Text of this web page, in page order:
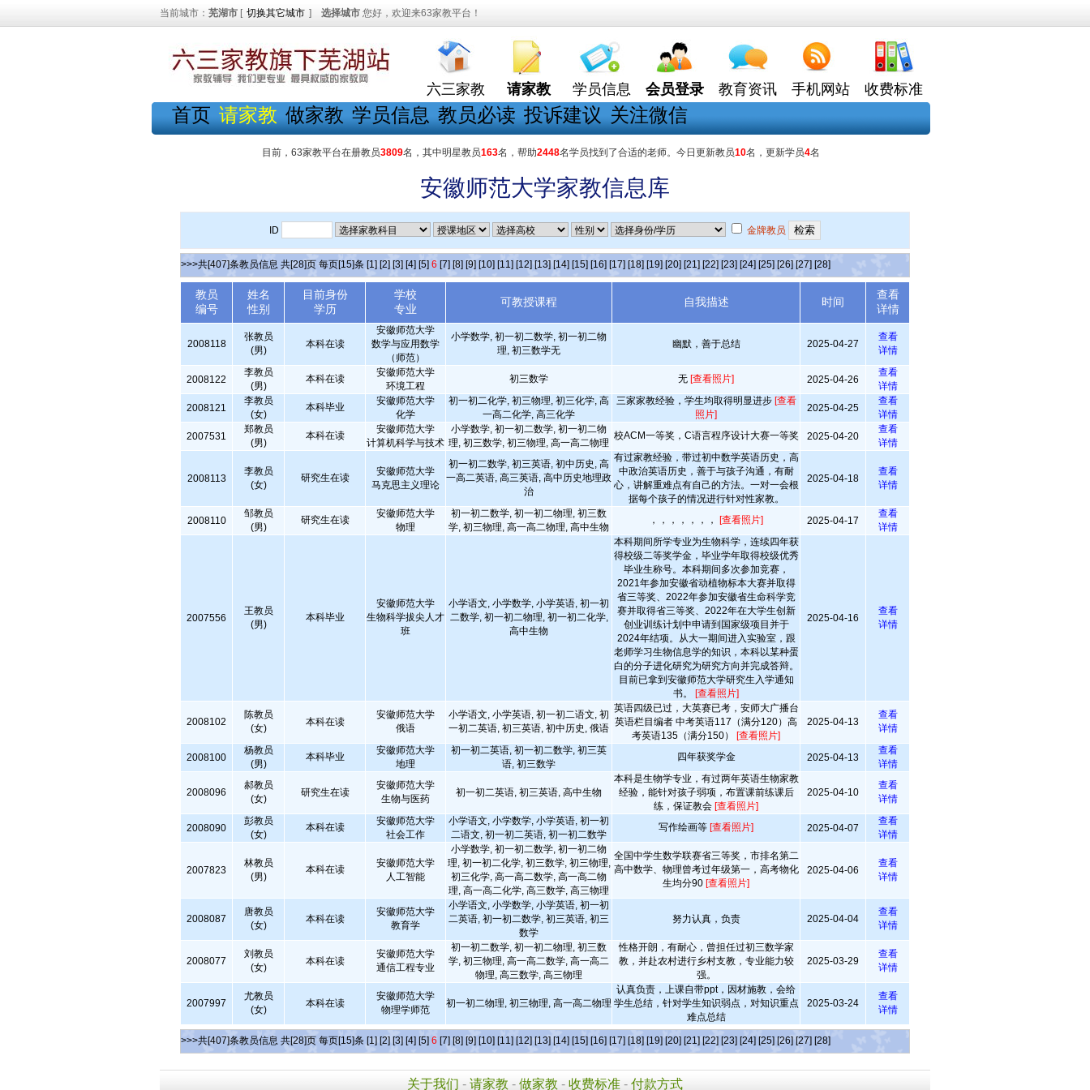
当前城市： 芜湖市 [ 切换其它城市 ] 选择城市 您好，欢迎来63家教平台！
六三家教 请家教 学员信息 会员登录 教育资讯 手机网站 收费标准
首页 请家教 做家教 学员信息 教员必读 投诉建议 关注微信
目前，63家教平台在册教员3809名，其中明星教员163名，帮助2448名学员找到了合适的老师。今日更新教员10名，更新学员4名
安徽师范大学家教信息库
ID 金牌教员
>>>共[407]条教员信息 共[28]页 每页[15]条 [1] [2] [3] [4] [5] 6 [7] [8] [9] [10] [11] [12] [13] [14] [15] [16] [17] [18] [19] [20] [21] [22] [23] [24] [25] [26] [27] [28]
教员
编号
姓名
性别
目前身份
学历
学校
专业
可教授课程 自我描述 时间
查看
详情
2008118
张教员
(男)
本科在读
安徽师范大学
数学与应用数学
（师范）
小学数学, 初一初二数学, 初一初二物
理, 初三数学无
幽默，善于总结 2025-04-27
查看
详情
2008122
李教员
(男)
本科在读
安徽师范大学
环境工程
初三数学 无 [查看照片] 2025-04-26
查看
详情
2008121
李教员
(女)
本科毕业
安徽师范大学
化学
初一初二化学, 初三物理, 初三化学, 高
一高二化学, 高三化学
三家家教经验，学生均取得明显进步 [查看
照片]
2025-04-25
查看
详情
2007531
郑教员
(男)
本科在读
安徽师范大学
计算机科学与技术
小学数学, 初一初二数学, 初一初二物
理, 初三数学, 初三物理, 高一高二物理
校ACM一等奖，C语言程序设计大赛一等奖 2025-04-20
查看
详情
2008113
李教员
(女)
研究生在读
安徽师范大学
马克思主义理论
初一初二数学, 初三英语, 初中历史, 高
一高二英语, 高三英语, 高中历史地理政
治
有过家教经验，带过初中数学英语历史，高
中政治英语历史，善于与孩子沟通，有耐
心，讲解重难点有自己的方法。一对一会根
据每个孩子的情况进行针对性家教。
2025-04-18
查看
详情
2008110
邹教员
(男)
研究生在读
安徽师范大学
物理
初一初二数学, 初一初二物理, 初三数
学, 初三物理, 高一高二物理, 高中生物
，，，，，，， [查看照片] 2025-04-17
查看
详情
2007556
王教员
(男)
本科毕业
安徽师范大学
生物科学拔尖人才
班
小学语文, 小学数学, 小学英语, 初一初
二数学, 初一初二物理, 初一初二化学,
高中生物
本科期间所学专业为生物科学，连续四年获
得校级二等奖学金，毕业学年取得校级优秀
毕业生称号。本科期间多次参加竞赛，
2021年参加安徽省动植物标本大赛并取得
省三等奖、2022年参加安徽省生命科学竞
赛并取得省三等奖、2022年在大学生创新
创业训练计划中申请到国家级项目并于
2024年结项。从大一期间进入实验室，跟
老师学习生物信息学的知识，本科以某种蛋
白的分子进化研究为研究方向并完成答辩。
目前已拿到安徽师范大学研究生入学通知
书。 [查看照片]
2025-04-16
查看
详情
2008102
陈教员
(女)
本科在读
安徽师范大学
俄语
小学语文, 小学英语, 初一初二语文, 初
一初二英语, 初三英语, 初中历史, 俄语
英语四级已过，大英赛已考，安师大广播台
英语栏目编者 中考英语117（满分120）高
考英语135（满分150） [查看照片]
2025-04-13
查看
详情
2008100
杨教员
(男)
本科毕业
安徽师范大学
地理
初一初二英语, 初一初二数学, 初三英
语, 初三数学
四年获奖学金 2025-04-13
查看
详情
2008096
郝教员
(女)
研究生在读
安徽师范大学
生物与医药
初一初二英语, 初三英语, 高中生物
本科是生物学专业，有过两年英语生物家教
经验，能针对孩子弱项，布置课前练课后
练，保证教会 [查看照片]
2025-04-10
查看
详情
2008090
彭教员
(女)
本科在读
安徽师范大学
社会工作
小学语文, 小学数学, 小学英语, 初一初
二语文, 初一初二英语, 初一初二数学
写作绘画等 [查看照片] 2025-04-07
查看
详情
2007823
林教员
(男)
本科在读
安徽师范大学
人工智能
小学数学, 初一初二数学, 初一初二物
理, 初一初二化学, 初三数学, 初三物理,
初三化学, 高一高二数学, 高一高二物
理, 高一高二化学, 高三数学, 高三物理
全国中学生数学联赛省三等奖，市排名第二
高中数学、物理曾考过年级第一，高考物化
生均分90 [查看照片]
2025-04-06
查看
详情
2008087
唐教员
(女)
本科在读
安徽师范大学
教育学
小学语文, 小学数学, 小学英语, 初一初
二英语, 初一初二数学, 初三英语, 初三
数学
努力认真，负责 2025-04-04
查看
详情
2008077
刘教员
(女)
本科在读
安徽师范大学
通信工程专业
初一初二数学, 初一初二物理, 初三数
学, 初三物理, 高一高二数学, 高一高二
物理, 高三数学, 高三物理
性格开朗，有耐心，曾担任过初三数学家
教，并赴农村进行乡村支教，专业能力较
强。
2025-03-29
查看
详情
2007997
尤教员
(女)
本科在读
安徽师范大学
物理学师范
初一初二物理, 初三物理, 高一高二物理
认真负责，上课自带ppt，因材施教，会给
学生总结，针对学生知识弱点，对知识重点
难点总结
2025-03-24
查看
详情
>>>共[407]条教员信息 共[28]页 每页[15]条 [1] [2] [3] [4] [5] 6 [7] [8] [9] [10] [11] [12] [13] [14] [15] [16] [17] [18] [19] [20] [21] [22] [23] [24] [25] [26] [27] [28]
关于我们 - 请家教 - 做家教 - 收费标准 - 付款方式